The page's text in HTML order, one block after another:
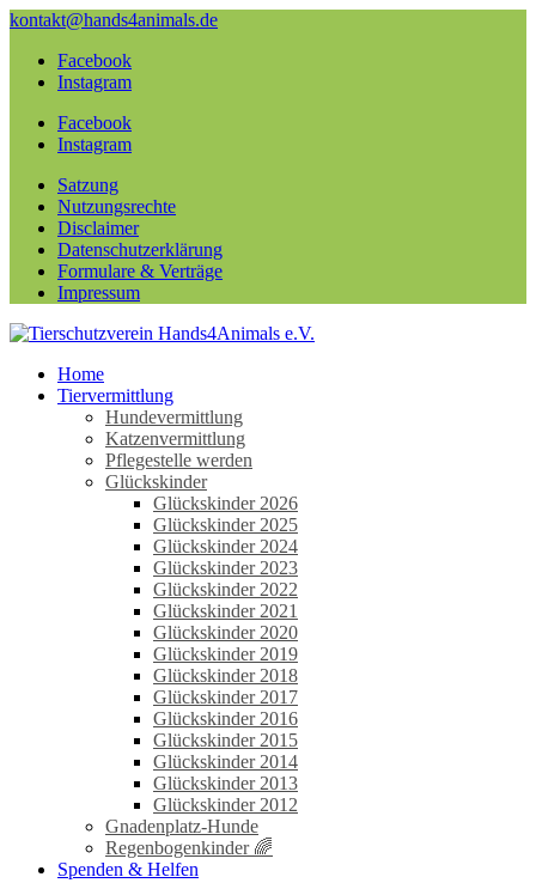
kontakt@hands4animals.de
Facebook
Instagram
Facebook
Instagram
Satzung
Nutzungsrechte
Disclaimer
Datenschutzerklärung
Formulare & Verträge
Impressum
Home
Tiervermittlung
Hundevermittlung
Katzenvermittlung
Pflegestelle werden
Glückskinder
Glückskinder 2026
Glückskinder 2025
Glückskinder 2024
Glückskinder 2023
Glückskinder 2022
Glückskinder 2021
Glückskinder 2020
Glückskinder 2019
Glückskinder 2018
Glückskinder 2017
Glückskinder 2016
Glückskinder 2015
Glückskinder 2014
Glückskinder 2013
Glückskinder 2012
Gnadenplatz-Hunde
Regenbogenkinder 🌈
Spenden & Helfen